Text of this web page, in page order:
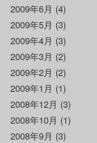
2009年6月 (4)
2009年5月 (3)
2009年4月 (3)
2009年3月 (2)
2009年2月 (2)
2009年1月 (1)
2008年12月 (3)
2008年10月 (1)
2008年9月 (3)